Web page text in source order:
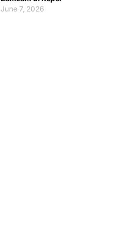
June 7, 2026